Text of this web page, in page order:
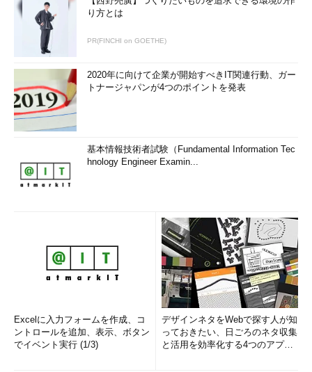
り方とは
PR(FINCHI on GOETHE)
2020年に向けて企業が開始すべきIT関連行動、ガー
トナージャパンが4つのポイントを発表
基本情報技術者試験（Fundamental Information Tec
hnology Engineer Examin...
Excelに入力フォームを作成、コ
ントロールを追加、表示、ボタン
でイベント実行 (1/3)
デザインネタをWebで探す人が知
っておきたい、日ごろのネタ収集
と活用を効率化する4つのアプリ